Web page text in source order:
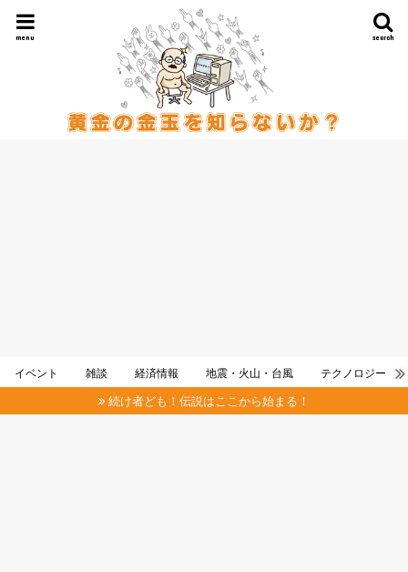
search
menu
イベント 雑談 経済情報 地震・火山・台風 テクノロジー
続け者ども！伝説はここから始まる！